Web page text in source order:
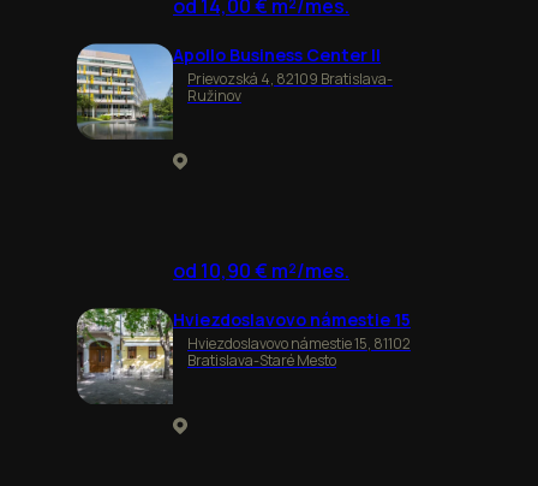
od 14,00 € m²/mes.
Apollo Business Center II
Prievozská 4, 82109 Bratislava-
Ružinov
od 10,90 € m²/mes.
Hviezdoslavovo námestie 15
Hviezdoslavovo námestie 15, 81102
Bratislava-Staré Mesto